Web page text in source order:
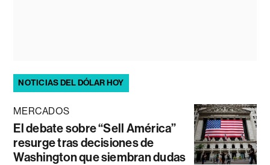
NOTICIAS DEL DÓLAR HOY
MERCADOS
El debate sobre “Sell América”
resurge tras decisiones de
Washington que siembran dudas